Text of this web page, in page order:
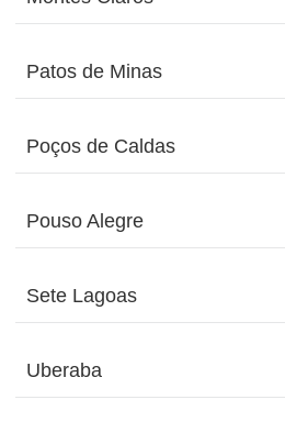
Patos de Minas
Poços de Caldas
Pouso Alegre
Sete Lagoas
Uberaba